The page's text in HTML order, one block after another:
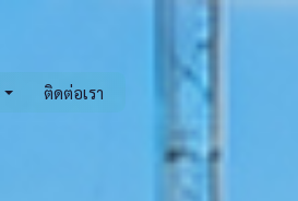
ติดต่อเรา